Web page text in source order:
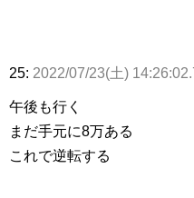
25: 2022/07/23(土)
午後も行く
まだ手元に8万ある
これで逆転する